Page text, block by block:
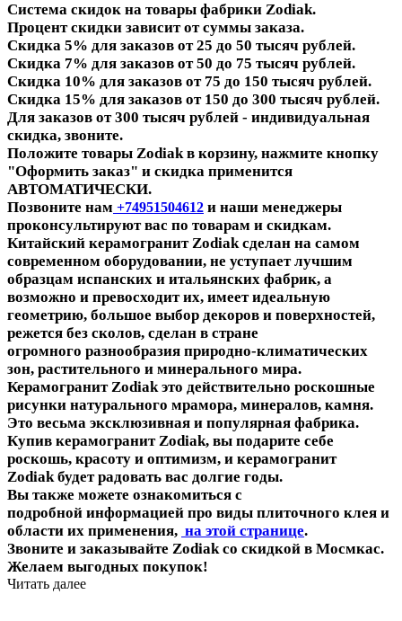
Система скидок на товары фабрики Zodiak.
Процентскидки зависит от суммы заказа.
Скидка 5% для заказов от 25 до 50 тысяч рублей.
Скидка 7% для заказов от 50 до 75 тысяч рублей.
Скидка 10% для заказов от 75 до 150 тысяч рублей.
Скидка 15% для заказов от 150 до 300 тысяч рублей.
Для заказов от 300 тысяч рублей - индивидуальная
скидка, звоните.
Положите товары Zodiak в корзину, нажмите кнопку
"Оформить заказ" и скидка применится
АВТОМАТИЧЕСКИ.
Позвоните нам +74951504612 и наши менеджеры
проконсультируют вас по товарам и скидкам.
Китайский керамогранит Zodiak сделан на самом
современном оборудовании, не уступает лучшим
образцам испанских и итальянских фабрик, а
возможно и превосходит их, имеет идеальную
геометрию, большое выбор декоров и поверхностей,
режется без сколов, сделан в стране
огромного разнообразия природно-климатических
зон, растительного и минерального мира.
Керамогранит Zodiak это действительно роскошные
рисунки натурального мрамора, минералов, камня.
Это весьма эксклюзивная и популярная фабрика.
Купив керамогранит Zodiak, вы подарите себе
роскошь, красоту и оптимизм, и керамогранит
Zodiak будет радовать вас долгие годы.
Вы также можете ознакомиться с
подробной информацией про виды плиточного клея и
области их применения, на этой странице.
Звоните и заказывайте Zodiak со скидкой в Мосмкас.
Желаем выгодных покупок!
Читать далее